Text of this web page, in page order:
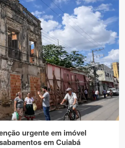
urgente em imóvel
em Cuiabá